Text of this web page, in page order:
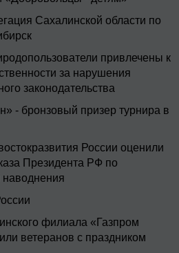
Сахалинской области по
привлечены к
за нарушения
законодательства
- бронзовый призер турнира в
России оценили
Президента РФ по
наводнения
филиала «Газпром
ветеранов с праздником